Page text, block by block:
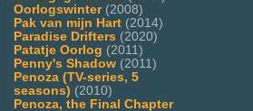
Oorlogswinter(2008)
Pak van mijn Hart (2014)
Paradise Drifters (2020)
Patatje Oorlog (2011)
Penny's Shadow (2011)
Penoza (TV-series, 5
seasons) (2010)
Penoza, the Final Chapter